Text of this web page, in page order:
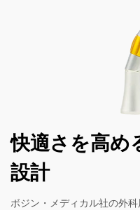
快適さを高め
設計
ボジン・メディカル社の外